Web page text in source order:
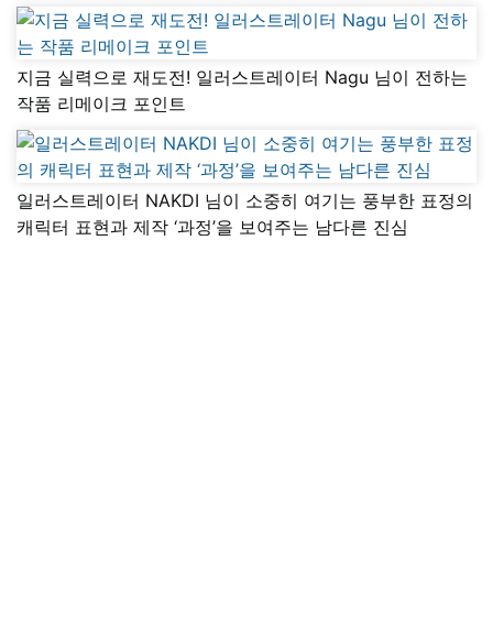
지금 실력으로 재도전! 일러스트레이터 Nagu 님이 전하는
작품 리메이크 포인트
일러스트레이터 NAKDI 님이 소중히 여기는 풍부한 표정의
캐릭터 표현과 제작 ‘과정’을 보여주는 남다른 진심